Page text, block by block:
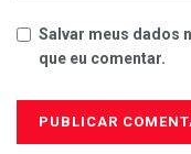
Salvar meus dados
que eu comentar.